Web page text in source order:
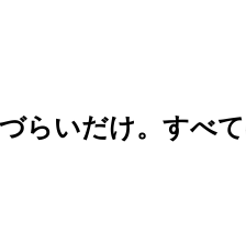
らいだけ。すべ